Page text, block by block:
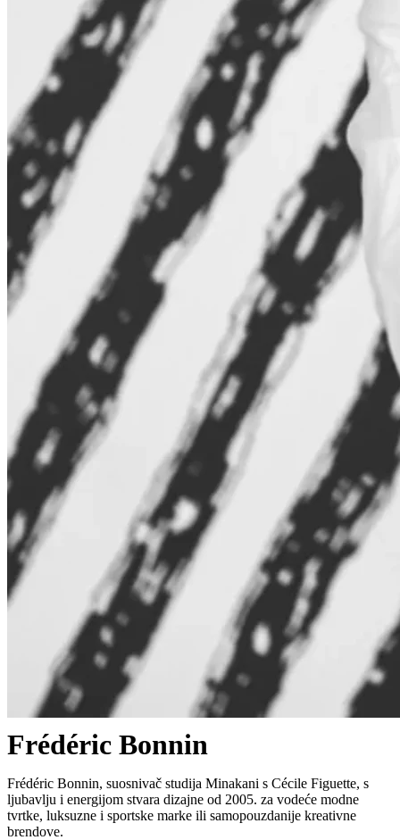
Frédéric Bonnin
Frédéric Bonnin, suosnivač studija Minakani s Cécile Figuette, s
ljubavlju i energijom stvara dizajne od 2005. za vodeće modne
tvrtke, luksuzne i sportske marke ili samopouzdanije kreativne
brendove.